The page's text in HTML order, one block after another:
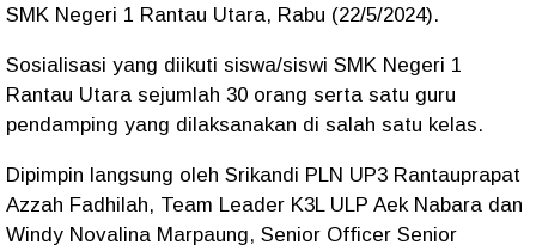
SMK Negeri 1 Rantau Utara, Rabu (22/5/2024).
Sosialisasi yang diikuti siswa/siswi SMK Negeri 1
Rantau Utara sejumlah 30 orang serta satu guru
pendamping yang dilaksanakan di salah satu kelas.
Dipimpin langsung oleh Srikandi PLN UP3 Rantauprapat
Azzah Fadhilah, Team Leader K3L ULP Aek Nabara dan
Windy Novalina Marpaung, Senior Officer Senior